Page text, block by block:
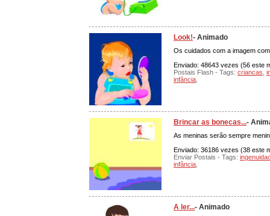
Look!- Animado
Os cuidados com a imagem
Enviado: 48643 vezes (56 este
Postais Flash - Tags: criancas
infância
Brincar as bonecas...-
As meninas serão sempre
Enviado: 36186 vezes (38 este
Enviar Postais - Tags:
infância
A ler...- Animado